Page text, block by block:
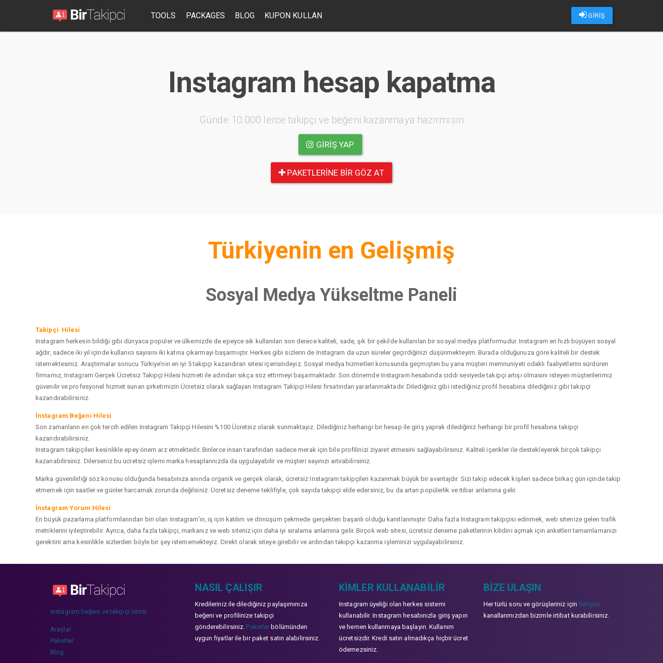
GİRİŞ
TOOLS PACKAGES BLOG KUPON KULLAN
Instagram hesap kapatma
Günde 10.000 lerce takipçi ve beğeni kazanmaya hazırmısın
GIRIŞ YAP
PAKETLERINE BIR GÖZ AT
Türkiyenin en Gelişmiş
Sosyal Medya Yükseltme Paneli
Takipçi Hilesi
Instagram herkesin bildiği gibi dünyaca popüler ve ülkemizde de epeyce sık kullanılan son derece kaliteli, sade, şık bir şekilde kullanılan bir sosyal medya platformudur. Instagram en hızlı büyüyen sosyal
ağdır, sadece iki yıl içinde kullanıcı sayısını iki katına çıkarmayı başarmıştır. Herkes gibi sizlerin de Instagram da uzun süreler geçirdiğinizi düşünmekteyim. Burada olduğunuza göre kaliteli bir destek
istemektesiniz. Araştırmalar sonucu Türkiye’nin en iyi 5 takipçi kazandıran sitesi içerisindeyiz. Sosyal medya hizmetleri konusunda geçmişten bu yana müşteri memnuniyeti odaklı faaliyetlerini sürdüren
firmamız, Instagram Gerçek Ücretsiz Takipçi Hilesi hizmeti ile adından sıkça söz ettirmeyi başarmaktadır. Son dönemde Instagram hesabında ciddi seviyede takipçi artışı olmasını isteyen müşterilerimiz
güvenilir ve profesyonel hizmet sunan şirketimizin Ücretsiz olarak sağlayan Instagram Takipçi Hilesi fırsatından yararlanmaktadır. Dilediğiniz gibi istediğiniz profil hesabına dilediğiniz gibi takipçi
kazandırabilirsiniz.
İnstagram Beğeni Hilesi
Son zamanların en çok tercih edilen Instagram Takipçi Hilesini %100 Ücretsiz olarak sunmaktayız. Dilediğiniz herhangi bir hesap ile giriş yaprak dilediğiniz herhangi bir profil hesabına takipçi
kazandırabilirsiniz.
Instagram takipçileri kesinlikle epey önem arz etmektedir. Binlerce insan tarafından sadece merak için bile profilinizi ziyaret etmesini sağlayabilirsiniz. Kaliteli içerikler ile destekleyerek birçok takipçi
kazanabilirsiniz. Dilerseniz bu ücretsiz işlemi marka hesaplarınızda da uygulayabilir ve müşteri sayınızı artırabilirsiniz.
Marka güvenilirliği söz konusu olduğunda hesabınıza anında organik ve gerçek olarak, ücretsiz Instagram takipçileri kazanmak büyük bir avantajdır. Sizi takip edecek kişileri sadece birkaç gün içinde takip
etmemek için saatler ve günler harcamak zorunda değilsiniz. Ücretsiz deneme teklifiyle, çok sayıda takipçi elde edersiniz, bu da artan popülerlik ve itibar anlamına gelir.
İnstagram Yorum Hilesi
En büyük pazarlama platformlarından biri olan Instagram'ın, iş için katılım ve dönüşüm çekmede gerçekten başarılı olduğu kanıtlanmıştır. Daha fazla Instagram takipçisi edinmek, web sitenize gelen trafik
metriklerini iyileştirebilir. Ayrıca, daha fazla takipçi, markanız ve web siteniz için daha iyi sıralama anlamına gelir. Birçok web sitesi, ücretsiz deneme paketlerinin kilidini açmak için anketleri tamamlamanızı
gerektirir ama kesinlikle sizlerden böyle bir şey istememekteyiz. Direkt olarak siteye girebilir ve ardından takipçi kazanma işleminizi uygulayabilirsiniz.
instagram beğeni ve takipçi sitesi
Araçlar
Paketler
Blog
NASIL ÇALIŞIR
Kredileriniz ile dilediğiniz paylaşımınıza
beğeni ve profilinize takipçi
gönderebilirsiniz. Paketler bölümünden
uygun fiyatlar ile bir paket satın alabilirsiniz.
KIMLER KULLANABILIR
Instagram üyeliği olan herkes sistemi
kullanabilir. Instagram hesabınızla giriş yapın
ve hemen kullanmaya başlayın. Kullanım
ücretsizdir. Kredi satın almadıkça hiçbir ücret
ödemezsiniz.
BIZE ULAŞIN
Her türlü soru ve görüşleriniz için İletişim
kanallarımızdan bizimle irtibat kurabilirsiniz.